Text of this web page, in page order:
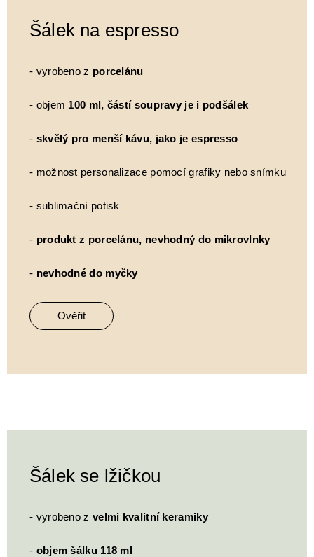
Šálek na espresso
- vyrobeno z porcelánu
- objem 100 ml, částí soupravy je i podšálek
- skvělý pro menší kávu, jako je espresso
- možnost personalizace pomocí grafiky nebo snímku
- sublimační potisk
- produkt z porcelánu, nevhodný do mikrovlnky
- nevhodné do myčky
Ověřit
Šálek se lžičkou
- vyrobeno z velmi kvalitní keramiky
- objem šálku 118 ml